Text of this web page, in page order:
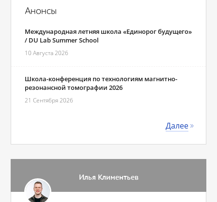
Анонсы
Международная летняя школа «Единорог будущего»
/ DU Lab Summer School
10 Августа 2026
Школа-конференция по технологиям магнитно-
резонансной томографии 2026
21 Сентября 2026
Далее
Илья Климентьев